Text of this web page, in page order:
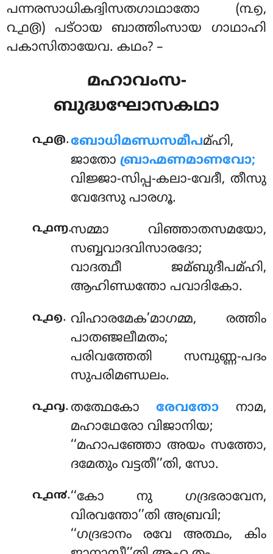
പന്നരസാധികദ്വിസതഗാഥാതോ (൩൭,
൨൧൫) പട്ഠായ ബാത്തിംസായ ഗാഥാഹി
പകാസിതായേവ. കഥം? –
മഹാവംസ-
ബുദ്ധഘോസകഥാ
൨൧൫.ബോധിമണ്ഡസമീപമ്ഹി,
ജാതോ ബ്രാഹ്മണമാണവോ;
വിജ്ജാ-സിപ്പ-കലാ-വേദീ, തീസു
വേദേസു പാരഗൂ.
൨൧൬.സമ്മാ വിഞ്ഞാതസമയോ,
സബ്ബവാദവിസാരദോ;
വാദത്ഥീ ജമ്ബുദീപമ്ഹി,
ആഹിണ്ഡന്തോ പവാദികോ.
൨൧൭. വിഹാരമേക’മാഗമ്മ, രത്തിം
പാതഞ്ജലീമതം;
പരിവത്തേതി സമ്പുണ്ണ-പദം
സുപരിമണ്ഡലം.
൨൧൮.തത്ഥേകോരേവതോ നാമ,
മഹാഥേരോ വിജാനിയ;
‘‘മഹാപഞ്ഞോ അയം സത്തോ,
ദമേതും വട്ടതീ’’തി, സോ.
൨൧൯.‘‘കോ നു ഗദ്രഭരാവേന,
വിരവന്തോ’’തി അബ്രവി;
‘‘ഗദ്രഭാനം രവേ അത്ഥം, കിം